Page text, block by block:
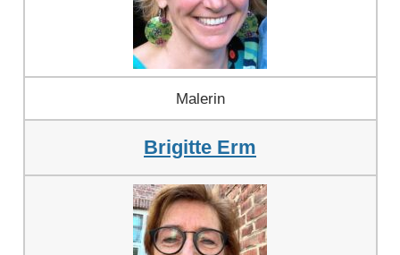
Malerin
Brigitte Erm